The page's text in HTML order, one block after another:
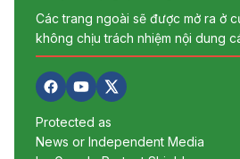
Các trang ngoài sẽ được mở ra ở
không chịu trách nhiệm nội dung
Protected as
News or Independent Media